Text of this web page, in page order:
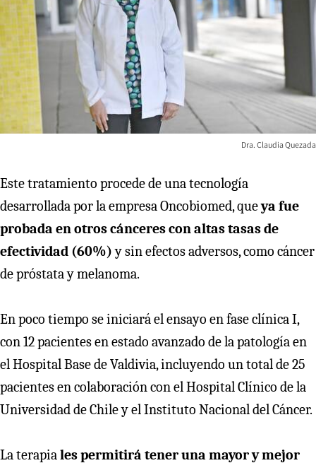
Dra. Claudia Quezada
Este tratamiento procede de una tecnología
desarrollada por la empresa Oncobiomed, queya fue
probada en otros cánceres con altas tasas de
efectividad (60%)y sin efectos adversos, como cáncer
de próstata y melanoma.
En poco tiempo se iniciará el ensayo en fase clínica I,
con 12 pacientes en estado avanzado de la patología en
el Hospital Base de Valdivia, incluyendo un total de 25
pacientes en colaboración con el Hospital Clínico de la
Universidad de Chile y el Instituto Nacional del Cáncer.
La terapia les permitirá tener una mayor y mejor